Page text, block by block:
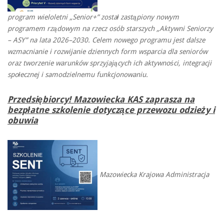
program wieloletni „Senior+” został zastąpiony nowym
programem rządowym na rzecz osób starszych „Aktywni Seniorzy
– ASY” na lata 2026–2030. Celem nowego programu jest dalsze
wzmacnianie i rozwijanie dziennych form wsparcia dla seniorów
oraz tworzenie warunków sprzyjających ich aktywności, integracji
społecznej i samodzielnemu funkcjonowaniu.
Przedsiębiorcy! Mazowiecka KAS zaprasza na
bezpłatne szkolenie dotyczące przewozu odzieży i
obuwia
Mazowiecka Krajowa Administracja